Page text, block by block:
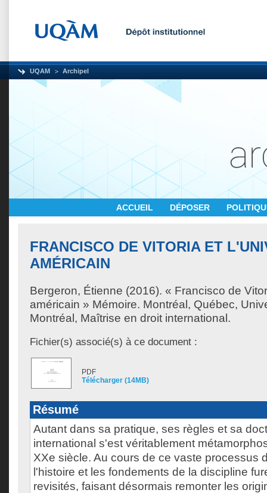
UQAM Archipel
ACCUEIL DÉPOSER
FRANCISCO DE VITORIA ET
AMÉRICAIN
Bergeron, Étienne (2016). « Francisco de
américain » Mémoire. Montréal, Québec,
Montréal, Maîtrise en droit international.
Fichier(s) associé(s) à ce document :
PDF
Télécharger (14MB)
Résumé
Autant dans sa pratique, ses règles et sa
international s'est véritablement
XXe siècle. Au cours de ce vaste processus
l'histoire et les fondements de la discipline
revisités, faisant désormais remonter les